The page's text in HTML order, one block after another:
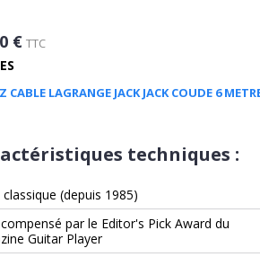
€ TTC
CABLE LAGRANGE JACK JACK COUDE 6
techniques :
classique (depuis 1985)
par le Editor's Pick Award du
Guitar Player